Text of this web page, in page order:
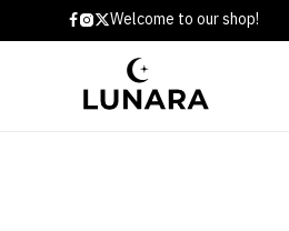
Welcome to our shop!